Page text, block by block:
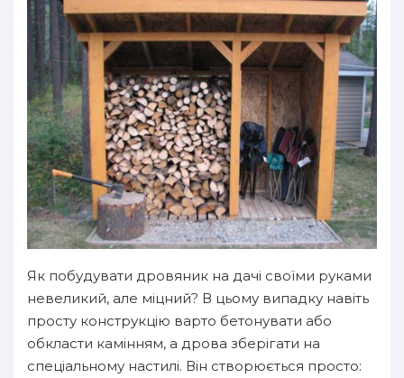
Як побудувати дровяник на дачі своїми руками
невеликий, але міцний? В цьому випадку навіть
просту конструкцію варто бетонувати або
обкласти камінням, а дрова зберігати на
спеціальному настилі. Він створюється просто: